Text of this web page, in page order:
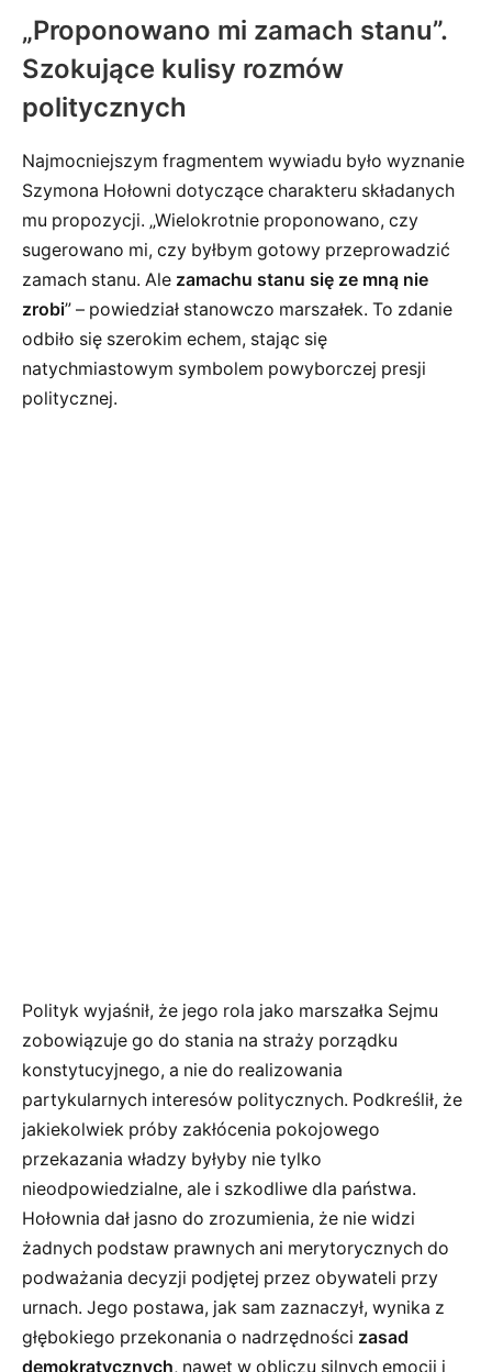
„Proponowano mi zamach stanu”.
Szokujące kulisy rozmów
politycznych
Najmocniejszym fragmentem wywiadu było wyznanie
Szymona Hołowni dotyczące charakteru składanych
mu propozycji. „Wielokrotnie proponowano, czy
sugerowano mi, czy byłbym gotowy przeprowadzić
zamach stanu. Ale zamachu stanu się ze mną nie
zrobi” – powiedział stanowczo marszałek. To zdanie
odbiło się szerokim echem, stając się
natychmiastowym symbolem powyborczej presji
politycznej.
Polityk wyjaśnił, że jego rola jako marszałka Sejmu
zobowiązuje go do stania na straży porządku
konstytucyjnego, a nie do realizowania
partykularnych interesów politycznych. Podkreślił, że
jakiekolwiek próby zakłócenia pokojowego
przekazania władzy byłyby nie tylko
nieodpowiedzialne, ale i szkodliwe dla państwa.
Hołownia dał jasno do zrozumienia, że nie widzi
żadnych podstaw prawnych ani merytorycznych do
podważania decyzji podjętej przez obywateli przy
urnach. Jego postawa, jak sam zaznaczył, wynika z
głębokiego przekonania o nadrzędności zasad
demokratycznych, nawet w obliczu silnych emocji i